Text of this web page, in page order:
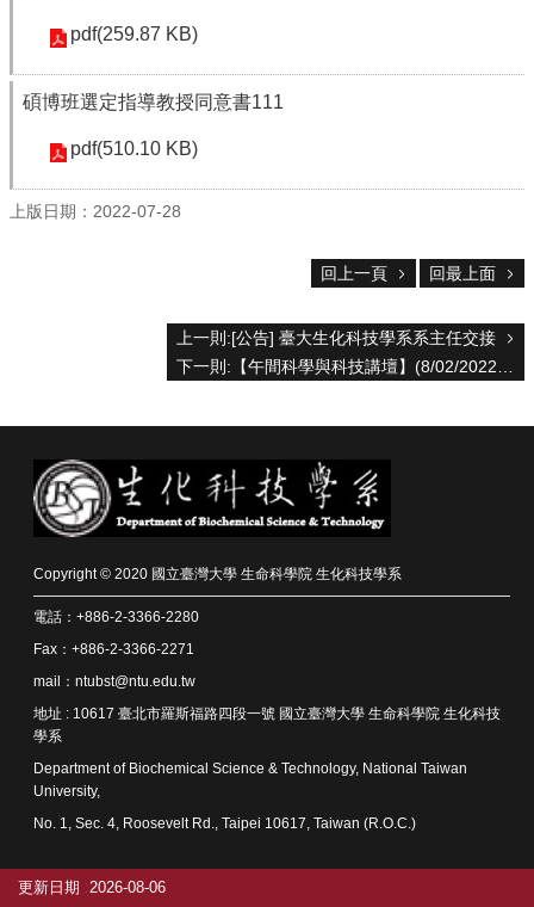
博
士
友
中
心
捐
專
區
回
首
頁
臺
大
首
生
科
pdf(259.87 KB)
碩博班選定指導教授同意書111
pdf(510.10 KB)
上版日期：2022-07-28
回上一頁 回最上面
上一則:[公告] 臺大生化科技學系系主任交接
Copyright © 2020 國立臺灣大學 生命科學院 生化科技學系
電話：+886-2-3366-2280
Fax：+886-2-3366-2271
mail：ntubst@ntu.edu.tw
地址 : 10617 臺北市羅斯福路四段一號 國立臺灣大學 生命科學院 生化科技
學系
Department of Biochemical Science & Technology, National Taiwan
University,
No. 1, Sec. 4, Roosevelt Rd., Taipei 10617, Taiwan (R.O.C.)
更新日期 2026-08-06